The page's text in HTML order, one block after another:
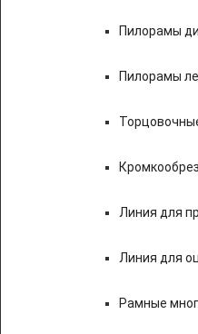
Пилорамы
Пилорамы
Линия для
Линия для
Рамные